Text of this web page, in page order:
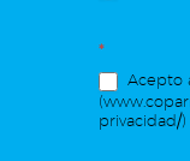
*
Acepto
privacidad/)